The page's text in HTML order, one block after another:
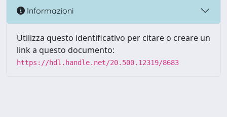
Informazioni
Utilizza questo identificativo per citare o creare un
link a questo documento:
https://hdl.handle.net/20.500.12319/8683